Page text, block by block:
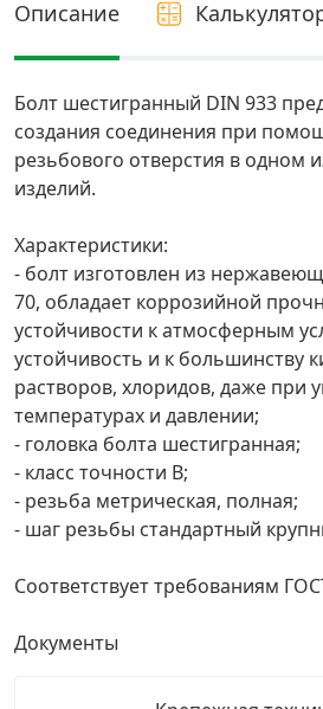
Хомуты и шуруп-шпильки
Шурупы и саморезы
Грузовой крепеж
Комплекты и наборы крепежа
Кронштейны и крюки
Метрический крепеж
Электро и бензоинструмент,
Нержавеющий крепеж
Перфорированный крепеж
Описание
Болт шестигранный DIN 933
создания соединения при
резьбового отверстия в одном
изделий.
Характеристики:
- болт изготовлен из
70, обладает коррозийной
устойчивости к атмосферным
устойчивость и к большинству
растворов, хлоридов, даже при
температурах и давлении;
- головка болта шестигранная;
- класс точности В;
- резьба метрическая, полная;
- шаг резьбы стандартный
Соответствует требованиям
Документы